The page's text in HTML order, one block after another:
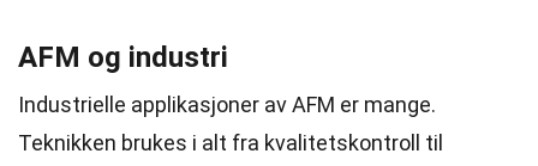
AFM og industri
Industrielle applikasjoner av AFM er mange.
Teknikken brukes i alt fra kvalitetskontroll til